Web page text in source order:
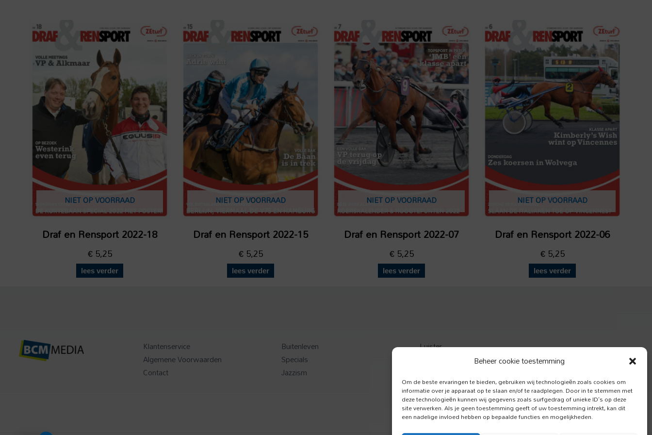
Beheer cookie toestemming
Om de beste ervaringen te bieden, gebruiken wij technologieën zoals cookies om
informatie over je apparaat op te slaan en/of te raadplegen. Door in te stemmen met
deze technologieën kunnen wij gegevens zoals surfgedrag of unieke ID's op deze
site verwerken. Als je geen toestemming geeft of uw toestemming intrekt, kan dit
een nadelige invloed hebben op bepaalde functies en mogelijkheden.
NIET OP VOORRAAD
Draf en Rensport 2022-18
€5,25
lees verder
NIET OP VOORRAAD
Draf en Rensport 2022-15
€5,25
lees verder
NIET OP VOORRAAD
Draf en Rensport 2022-07
€5,25
lees verder
NIET OP VOORRAAD
Draf en Rensport 2022-06
€5,25
lees verder
Klantenservice
Algemene Voorwaarden
Contact
Buitenleven
Specials
Jazzism
Luister